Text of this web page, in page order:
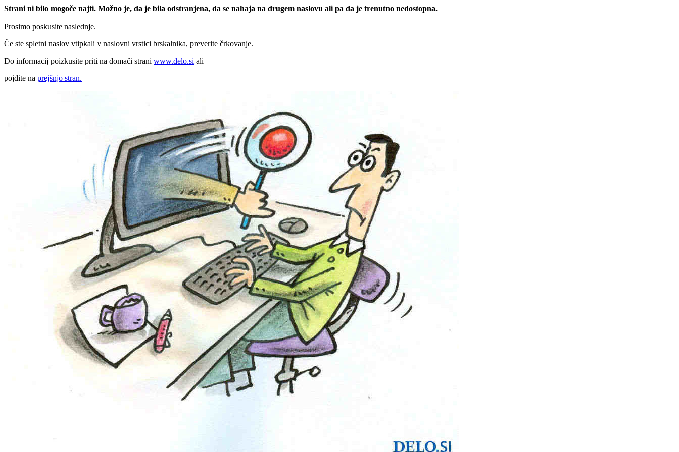
Strani ni bilo mogoče najti. Možno je, da je bila odstranjena, da se nahaja na drugem naslovu ali pa da je trenutno nedostopna.
Prosimo poskusite naslednje.
Če ste spletni naslov vtipkali v naslovni vrstici brskalnika, preverite črkovanje.
Do informacij poizkusite priti na domači strani www.delo.si ali
pojdite na prejšnjo stran.